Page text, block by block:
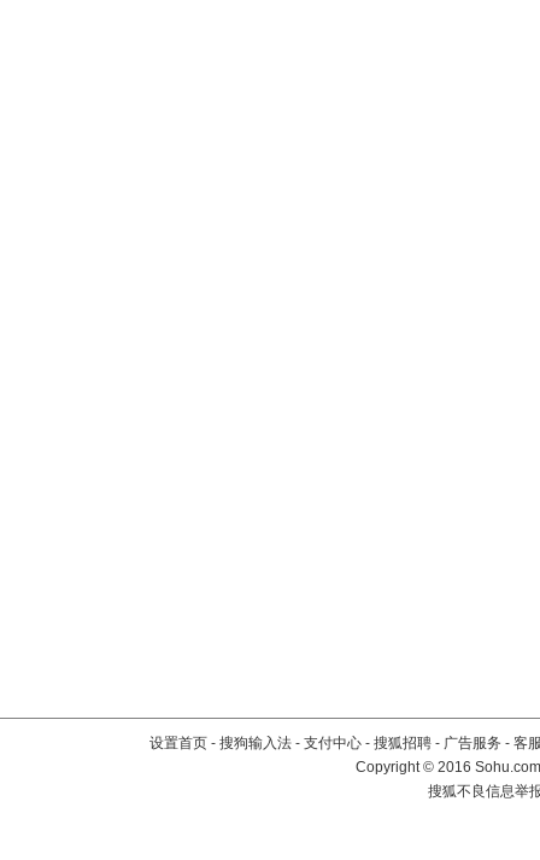
设置首页 - 搜狗输入法 - 支付中心 - 搜狐招聘 - 广告服务 - 客
Copyright©2016
搜狐不良信息举